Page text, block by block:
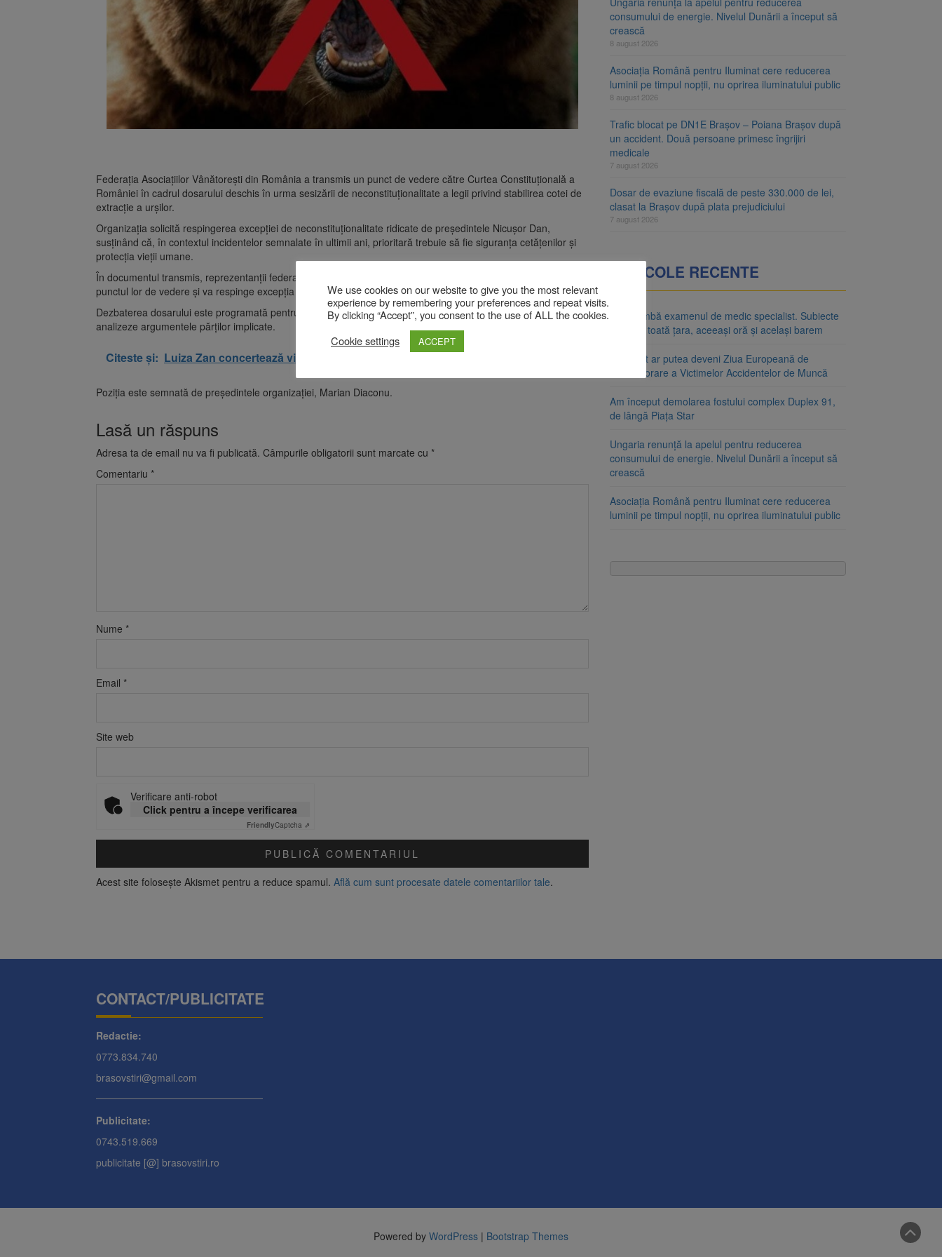
Federația Asociațiilor Vânătorești din România a transmis un punct de vedere către Curtea Constituțională a
României în cadrul dosarului deschis în urma sesizării de neconstituționalitate a legii privind stabilirea cotei de
extracție a urșilor.
Organizația solicită respingerea excepției de neconstituționalitate ridicate de președintele Nicușor Dan,
susținând că, în contextul incidentelor semnalate în ultimii ani, prioritară trebuie să fie siguranța cetățenilor și
protecția vieții umane.
În documentul transmis, reprezentanții federației afirmă că isi exprimă convingerea că CCR va ține cont de
punctul lor de vedere și va respinge excepția de neconstituționalitate..
Dezbaterea dosarului este programată pentru data de 24 iunie 2026, urmând ca judecătorii constituționali să
analizeze argumentele părților implicate.
Citeste și: Luiza Zan concertează vineri la Cetatea Rupea, în cadrul Săptămânii Haferland
Poziția este semnată de președintele organizației, Marian Diaconu.
Lasă un răspuns
Adresa ta de email nu va fi publicată. Câmpurile obligatorii sunt marcate cu *
Comentariu *
Nume *
Email *
Site web
Verificare anti-robot
Click pentru a începe verificarea
FriendlyCaptcha ⇗
Acest site folosește Akismet pentru a reduce spamul. Află cum sunt procesate datele comentariilor tale.
consumului de energie. Nivelul Dunării a început să
crească
8 august 2026
Asociația Română pentru Iluminat cere reducerea
luminii pe timpul nopții, nu oprirea iluminatului public
8 august 2026
Trafic blocat pe DN1E Brașov – Poiana Brașov după
un accident. Două persoane primesc îngrijiri
medicale
7 august 2026
Dosar de evaziune fiscală de peste 330.000 de lei,
clasat la Brașov după plata prejudiciului
7 august 2026
ARTICOLE RECENTE
Se schimbă examenul de medic specialist. Subiecte
unice în toată țara, aceeași oră și același barem
8 august ar putea deveni Ziua Europeană de
Comemorare a Victimelor Accidentelor de Muncă
Am început demolarea fostului complex Duplex 91,
de lângă Piața Star
Ungaria renunță la apelul pentru reducerea
consumului de energie. Nivelul Dunării a început să
crească
Asociația Română pentru Iluminat cere reducerea
luminii pe timpul nopții, nu oprirea iluminatului public
CONTACT/PUBLICITATE
Redactie:
0773.834.740
brasovstiri@gmail.com
Publicitate:
0743.519.669
publicitate [@] brasovstiri.ro
Powered by WordPress | Bootstrap Themes
We use cookies on our website to give you the most relevant
experience by remembering your preferences and repeat visits.
By clicking “Accept”, you consent to the use of ALL the cookies.
Cookie settings
ACCEPT